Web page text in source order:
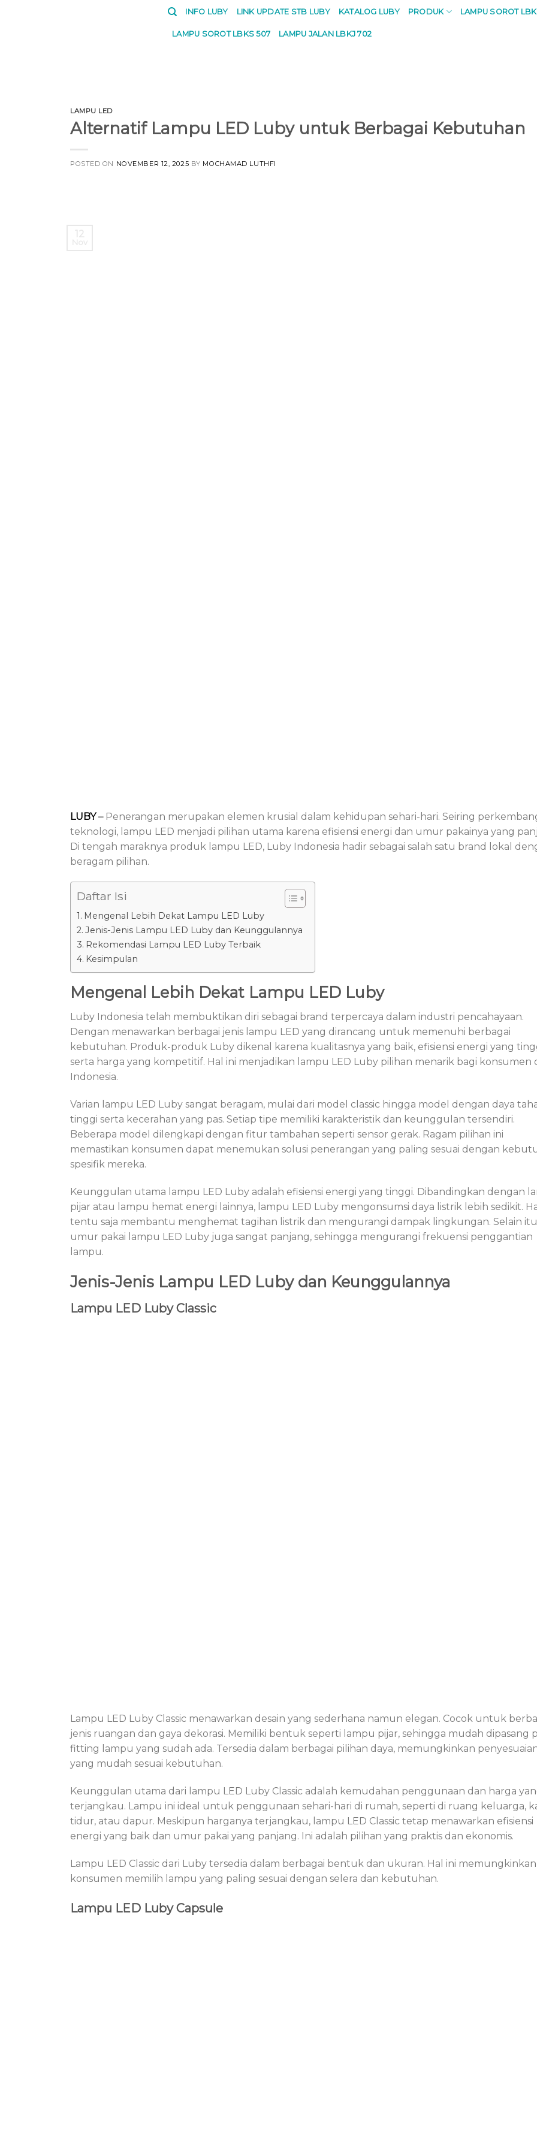
INFO LUBY LINK UPDATE STB LUBY KATALOG LUBY PRODUK LAMPU SOROT
LAMPU SOROT LBKS 507 LAMPU JALAN LBKJ 702
LAMPU LED
Alternatif Lampu LED Luby untuk Berbagai Kebutuhan
POSTED ON NOVEMBER 12, 2025 BY MOCHAMAD LUTHFI
LUBY–Penerangan merupakan elemen krusial dalam kehidupan sehari-hari. Seiring
teknologi, lampu LED menjadi pilihan utama karena efisiensi energi dan umur pakainya yang
Di tengah maraknya produk lampu LED, Luby Indonesia hadir sebagai salah satu brand lokal
beragam pilihan.
Daftar Isi
Mengenal Lebih Dekat Lampu LED Luby
Jenis-Jenis Lampu LED Luby dan Keunggulannya
Rekomendasi Lampu LED Luby Terbaik
Kesimpulan
Mengenal Lebih Dekat Lampu LED Luby
Luby Indonesia telah membuktikan diri sebagai brand terpercaya dalam industri pencahayaan.
Dengan menawarkan berbagai jenis lampu LED yang dirancang untuk memenuhi berbagai
kebutuhan. Produk-produk Luby dikenal karena kualitasnya yang baik, efisiensi energi yang
serta harga yang kompetitif. Hal ini menjadikan lampu LED Luby pilihan menarik bagi konsumen
Indonesia.
Varian lampu LED Luby sangat beragam, mulai dari model classic hingga model dengan daya
tinggi serta kecerahan yang pas. Setiap tipe memiliki karakteristik dan keunggulan tersendiri.
Beberapa model dilengkapi dengan fitur tambahan seperti sensor gerak. Ragam pilihan ini
memastikan konsumen dapat menemukan solusi penerangan yang paling sesuai dengan
spesifik mereka.
Keunggulan utama lampu LED Luby adalah efisiensi energi yang tinggi. Dibandingkan dengan
pijar atau lampu hemat energi lainnya, lampu LED Luby mengonsumsi daya listrik lebih sedikit.
tentu saja membantu menghemat tagihan listrik dan mengurangi dampak lingkungan. Selain
umur pakai lampu LED Luby juga sangat panjang, sehingga mengurangi frekuensi penggantian
lampu.
Jenis-Jenis Lampu LED Luby dan Keunggulannya
Lampu LED Luby Classic
Lampu LED Luby Classic menawarkan desain yang sederhana namun elegan. Cocok untuk
jenis ruangan dan gaya dekorasi. Memiliki bentuk seperti lampu pijar, sehingga mudah dipasang
fitting lampu yang sudah ada. Tersedia dalam berbagai pilihan daya, memungkinkan
yang mudah sesuai kebutuhan.
Keunggulan utama dari lampu LED Luby Classic adalah kemudahan penggunaan dan harga
terjangkau. Lampu ini ideal untuk penggunaan sehari-hari di rumah, seperti di ruang keluarga,
tidur, atau dapur. Meskipun harganya terjangkau, lampu LED Classic tetap menawarkan efisiensi
energi yang baik dan umur pakai yang panjang. Ini adalah pilihan yang praktis dan ekonomis.
Lampu LED Classic dari Luby tersedia dalam berbagai bentuk dan ukuran. Hal ini memungkinkan
konsumen memilih lampu yang paling sesuai dengan selera dan kebutuhan.
Lampu LED Luby Capsule